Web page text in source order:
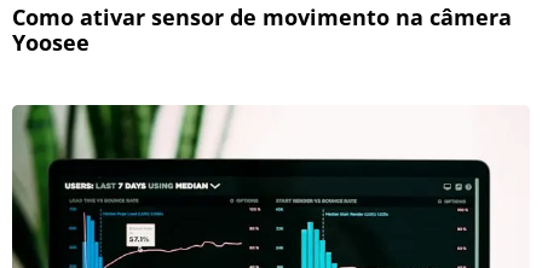
Como ativar sensor de movimento na câmera
Yoosee